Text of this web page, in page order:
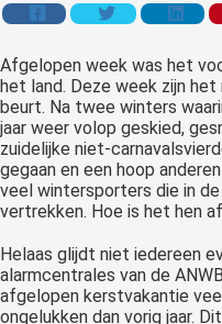
Afgelopen week was het
het land. Deze week zijn
beurt. Na twee winters
jaar weer volop geskied,
zuidelijke niet-
gegaan en een hoop
veel wintersporters die in
vertrekken. Hoe is het hen
Helaas glijdt niet iedereen
alarmcentrales van de
afgelopen kerstvakantie
ongelukken dan vorig jaar.